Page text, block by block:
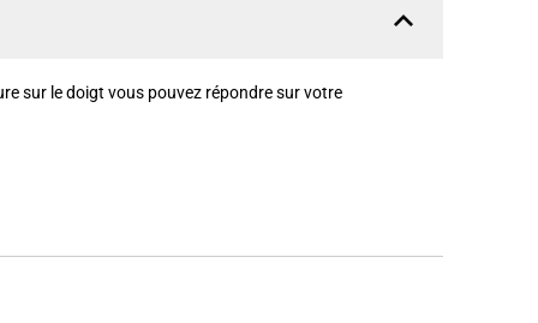
sur le doigt vous pouvez répondre sur votre